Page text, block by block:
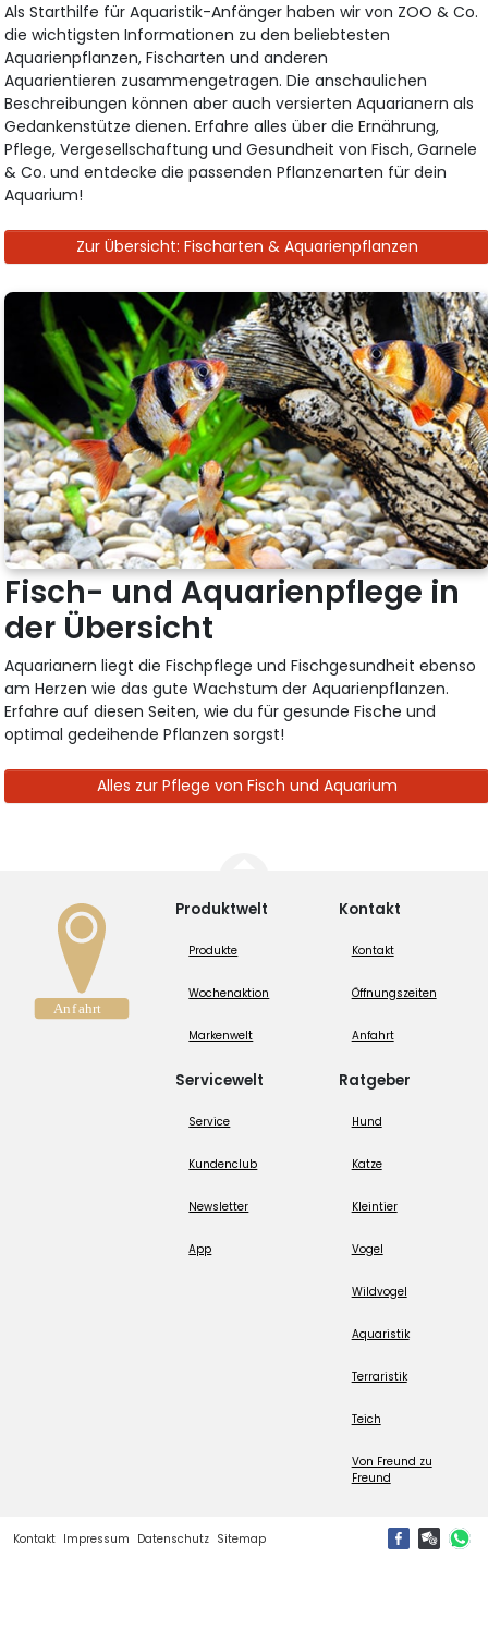
Als Starthilfe für Aquaristik-Anfänger haben wir von ZOO & Co.
die wichtigsten Informationen zu den beliebtesten
Aquarienpflanzen, Fischarten und anderen
Aquarientieren zusammengetragen. Die anschaulichen
Beschreibungen können aber auch versierten Aquarianern als
Gedankenstütze dienen. Erfahre alles über die Ernährung,
Pflege, Vergesellschaftung und Gesundheit von Fisch, Garnele
& Co. und entdecke die passenden Pflanzenarten für dein
Aquarium!
Zur Übersicht: Fischarten & Aquarienpflanzen
Fisch- und Aquarienpflege in
der Übersicht
Aquarianern liegt die Fischpflege und Fischgesundheit ebenso
am Herzen wie das gute Wachstum der Aquarienpflanzen.
Erfahre auf diesen Seiten, wie du für gesunde Fische und
optimal gedeihende Pflanzen sorgst!
Alles zur Pflege von Fisch und Aquarium
Produktwelt
Produkte
Wochenaktion
Markenwelt
Servicewelt
Service
Kundenclub
Newsletter
App
Kontakt
Kontakt
Öffnungszeiten
Anfahrt
Ratgeber
Hund
Katze
Kleintier
Vogel
Wildvogel
Aquaristik
Terraristik
Teich
Von Freund zu
Freund
Kontakt Impressum Datenschutz Sitemap